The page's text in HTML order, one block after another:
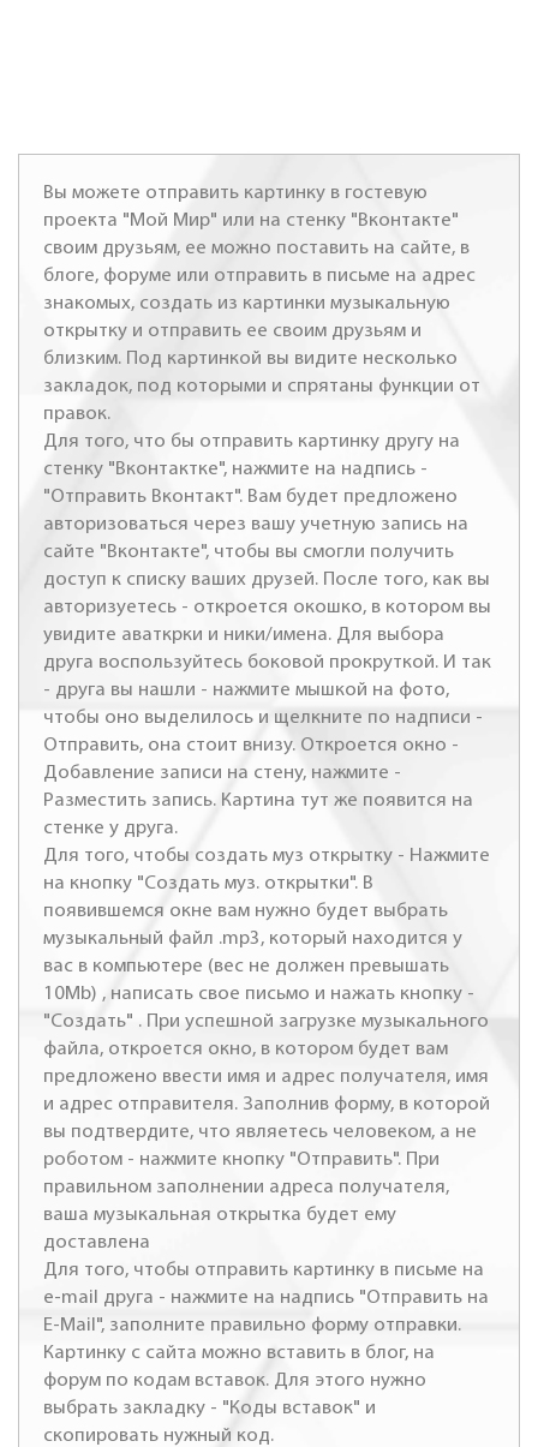
Вы можете отправить картинку в гостевую
проекта "Мой Мир" или на стенку "Вконтакте"
своим друзьям, ее можно поставить на сайте, в
блоге, форуме или отправить в письме на адрес
знакомых, создать из картинки музыкальную
открытку и отправить ее своим друзьям и
близким. Под картинкой вы видите несколько
закладок, под которыми и спрятаны функции от
правок.
Для того, что бы отправить картинку другу на
стенку "Вконтактке", нажмите на надпись -
"Отправить Вконтакт". Вам будет предложено
авторизоваться через вашу учетную запись на
сайте "Вконтакте", чтобы вы смогли получить
доступ к списку ваших друзей. После того, как вы
авторизуетесь - откроется окошко, в котором вы
увидите аваткрки и ники/имена. Для выбора
друга воспользуйтесь боковой прокруткой. И так
- друга вы нашли - нажмите мышкой на фото,
чтобы оно выделилось и щелкните по надписи -
Отправить, она стоит внизу. Откроется окно -
Добавление записи на стену, нажмите -
Разместить запись. Картина тут же появится на
стенке у друга.
Для того, чтобы создать муз открытку - Нажмите
на кнопку "Создать муз. открытки". В
появившемся окне вам нужно будет выбрать
музыкальный файл .mp3, который находится у
вас в компьютере (вес не должен превышать
10Mb) , написать свое письмо и нажать кнопку -
"Создать" . При успешной загрузке музыкального
файла, откроется окно, в котором будет вам
предложено ввести имя и адрес получателя, имя
и адрес отправителя. Заполнив форму, в которой
вы подтвердите, что являетесь человеком, а не
роботом - нажмите кнопку "Отправить". При
правильном заполнении адреса получателя,
ваша музыкальная открытка будет ему
доставлена
Для того, чтобы отправить картинку в письме на
e-mail друга - нажмите на надпись "Отправить на
E-Mail", заполните правильно форму отправки.
Картинку с сайта можно вставить в блог, на
форум по кодам вставок. Для этого нужно
выбрать закладку - "Коды вставок" и
скопировать нужный код.